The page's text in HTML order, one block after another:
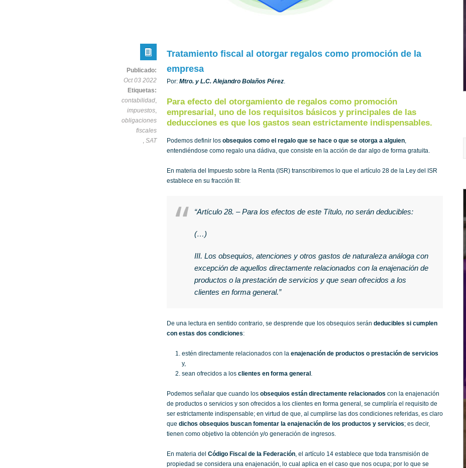
Tratamiento fiscal al otorgar regalos como promoción de la
empresa
Por: Mtro. y L.C. Alejandro Bolaños Pérez.
Para efecto del otorgamiento de regalos como promoción
empresarial, uno de los requisitos básicos y principales de las
deducciones es que los gastos sean estrictamente indispensables.
Podemos definir los obsequios como el regalo que se hace o que se otorga a alguien,
entendiéndose como regalo una dádiva, que consiste en la acción de dar algo de forma gratuita.
En materia del Impuesto sobre la Renta (ISR) transcribiremos lo que el artículo 28 de la Ley del ISR
establece en su fracción III:
“Artículo 28. – Para los efectos de este Título, no serán deducibles:
(…)
III. Los obsequios, atenciones y otros gastos de naturaleza análoga con
excepción de aquellos directamente relacionados con la enajenación de
productos o la prestación de servicios y que sean ofrecidos a los
clientes en forma general.”
De una lectura en sentido contrario, se desprende que los obsequios serán deducibles si cumplen
con estas dos condiciones:
estén directamente relacionados con la enajenación de productos o prestación de servicios
y,
sean ofrecidos a los clientes en forma general .
Podemos señalar que cuando los obsequios están directamente relacionados con la enajenación
de productos o servicios y son ofrecidos a los clientes en forma general, se cumpliría el requisito de
ser estrictamente indispensable; en virtud de que, al cumplirse las dos condiciones referidas, es claro
que dichos obsequios buscan fomentar la enajenación de los productos y servicios; es decir,
tienen como objetivo la obtención y/o generación de ingresos.
En materia del Código Fiscal de la Federación, el artículo 14 establece que toda transmisión de
propiedad se considera una enajenación, lo cual aplica en el caso que nos ocupa; por lo que se
Publicado:
Oct 03 2022
Etiquetas:
contabilidad,
impuestos,
obligaciones
fiscales
, SAT